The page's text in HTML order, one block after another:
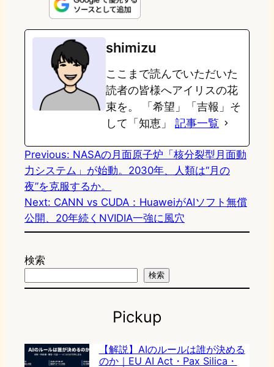
n
e
s
t
o
d
o
n
u
e
s
k
e
o
o
k
e
a
shimizu
ここまで読んでいただいた
読者の皆様へアイリスの花
束を。 「希望」「吉報」そ
して「知恵」 記事一覧
Previous: NASAの月面原子炉「核分裂型月面動
力システム」が始動。2030年、人類は“月の
夜”を克服するか。
Next: CANN vs CUDA：HuaweiがAIソフト無償
公開、20年続くNVIDIA一強に風穴
検索
検索
Pickup
【解説】AIのルールは誰が決める
のか｜EU AI Act・Pax Silica・